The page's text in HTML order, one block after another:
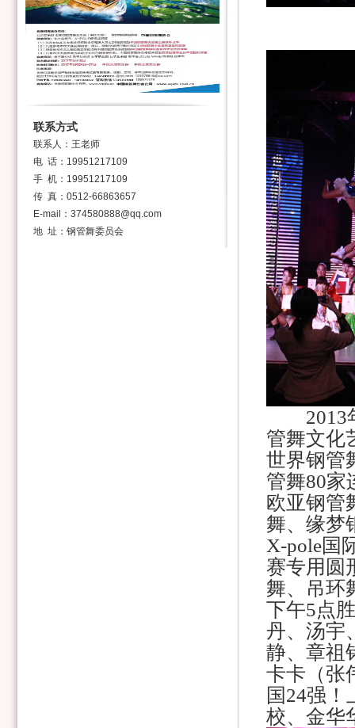
联系方式
联系人：王老师
电 话：19951217109
手 机：19951217109
传 真：0512-66863657
E-mail：374580888@qq.com
地 址：钢管舞委员会
2013年
管舞文化
世界钢管
管舞80家
欧亚钢管
舞、缘梦
X-pole国
赛专用圆
舞、吊环
下午5点
丹、汤宇
静、章祖
卡卡（张
国24强
校、金华